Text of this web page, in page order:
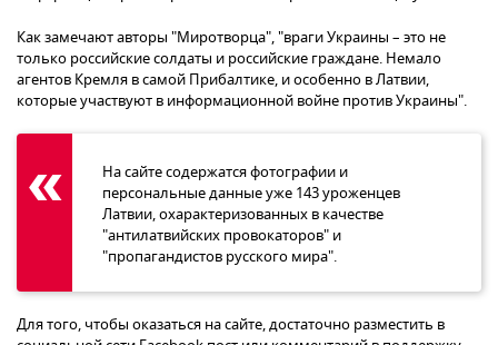
Как замечают авторы "Миротворца", "враги Украины – это не
только российские солдаты и российские граждане. Немало
агентов Кремля в самой Прибалтике, и особенно в Латвии,
которые участвуют в информационной войне против Украины".
На сайте содержатся фотографии и
персональные данные уже 143 уроженцев
Латвии, охарактеризованных в качестве
"антилатвийских провокаторов" и
"пропагандистов русского мира".
Для того, чтобы оказаться на сайте, достаточно разместить в